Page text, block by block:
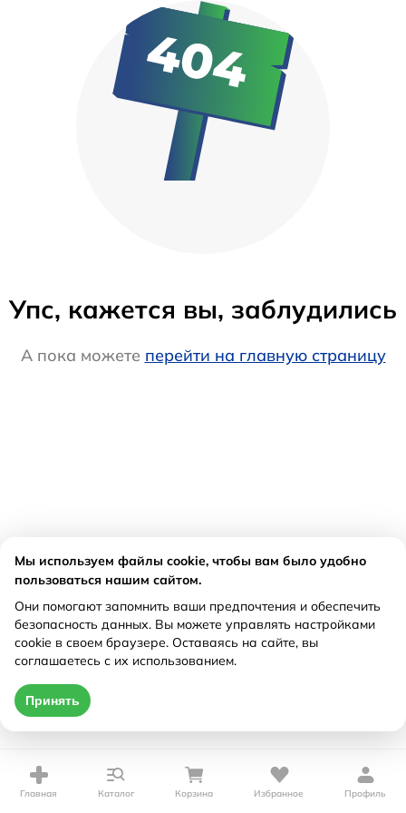
Упс, кажется вы, заблудились
А пока можете перейти на главную страницу
Главная Каталог Корзина Избранное Профиль
Мы используем файлы cookie, чтобы вам было удобно
пользоваться нашим сайтом.
Они помогают запомнить ваши предпочтения и обеспечить
безопасность данных. Вы можете управлять настройками
cookie в своем браузере. Оставаясь на сайте, вы
соглашаетесь с их использованием.
Принять